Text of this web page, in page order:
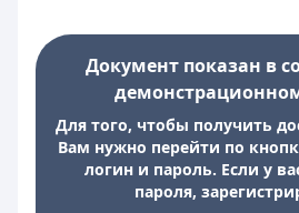
Документ показан в
Для того, чтобы получить
Вам нужно перейти по
логин и пароль. Если у
пароля,